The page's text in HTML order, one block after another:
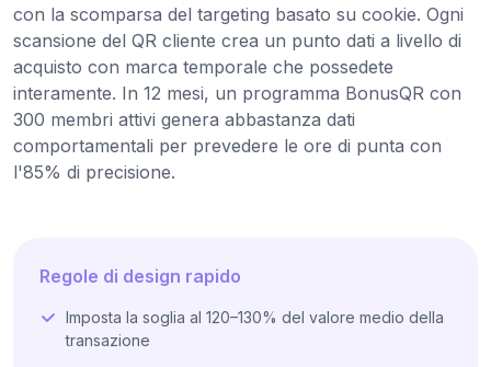
con la scomparsa del targeting basato su cookie. Ogni
scansione del QR cliente crea un punto dati a livello di
acquisto con marca temporale che possedete
interamente. In 12 mesi, un programma BonusQR con
300 membri attivi genera abbastanza dati
comportamentali per prevedere le ore di punta con
l'85% di precisione.
Regole di design rapido
Imposta la soglia al 120–130% del valore medio della
transazione